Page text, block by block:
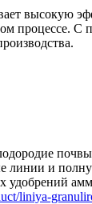
высокую
процессе.
линии и
liniya-